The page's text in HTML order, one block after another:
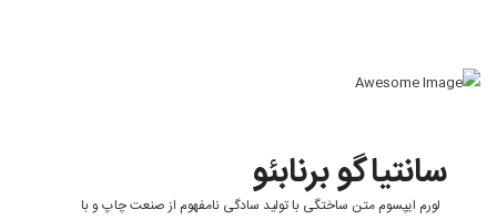
سانتیاگو برنابئو
لورم ایپسوم متن ساختگی با تولید سادگی نامفهوم از صنعت چاپ و با